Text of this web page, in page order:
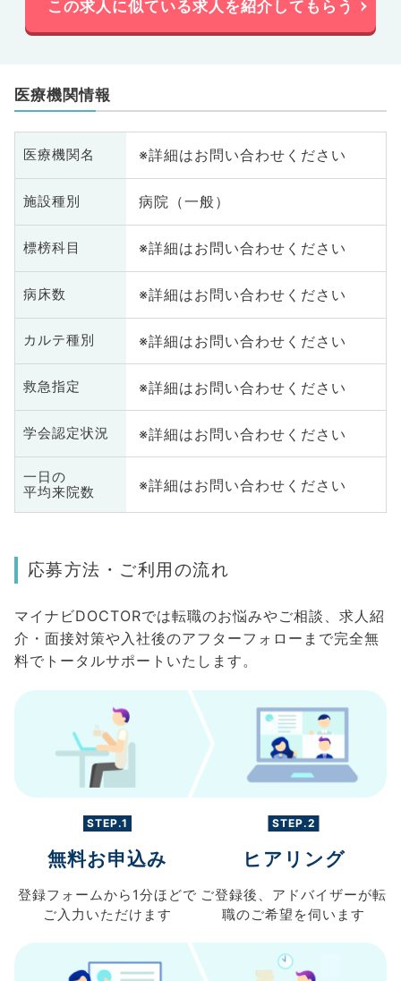
この求人に似ている求人を紹介してもらう
医療機関情報
医療機関名 ※詳細はお問い合わせください
施設種別 病院（一般）
標榜科目 ※詳細はお問い合わせください
病床数 ※詳細はお問い合わせください
カルテ種別 ※詳細はお問い合わせください
救急指定 ※詳細はお問い合わせください
学会認定状況 ※詳細はお問い合わせください
一日の
平均来院数
※詳細はお問い合わせください
応募方法・ご利用の流れ
マイナビDOCTORでは転職のお悩みやご相談、求人紹
介・面接対策や入社後のアフターフォローまで完全無
料でトータルサポートいたします。
STEP.1
無料お申込み
登録フォームから 1分ほどで
ご入力 いただけます
STEP.2
ヒアリング
ご登録後、 アドバイザーが転
職のご希望を伺います